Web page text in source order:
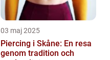
03 maj 2025
Piercing i Skåne: En resa
genom tradition och